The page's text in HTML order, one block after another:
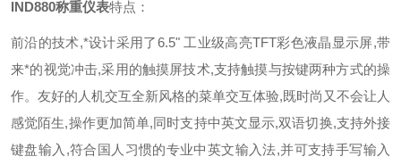
IND880称重仪表特点：
前沿的技术,*设计采用了6.5" 工业级高亮TFT彩色液晶显示屏,带
来*的视觉冲击,采用的触摸屏技术,支持触摸与按键两种方式的操
作。友好的人机交互全新风格的菜单交互体验,既时尚又不会让人
感觉陌生,操作更加简单,同时支持中英文显示,双语切换,支持外接
键盘输入,符合国人习惯的专业中英文输入法,并可支持手写输入